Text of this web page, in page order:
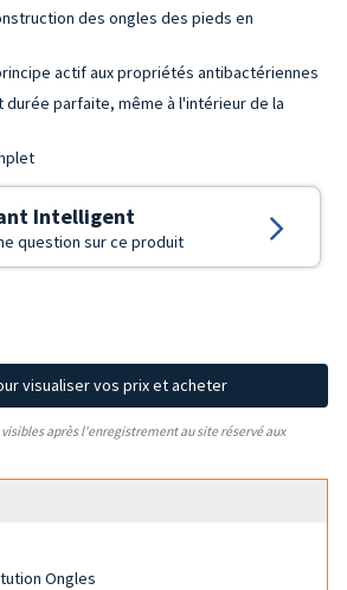
des ongles des pieds en
actif aux propriétés antibactériennes
parfaite, même à l'intérieur de la
Intelligent
question sur ce produit
visualiser vos prix et acheter
après l'enregistrement au site réservé aux
Ongles